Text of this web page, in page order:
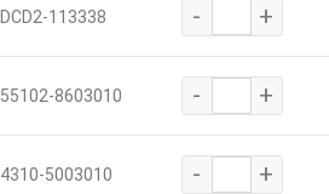
DCD2-113338 - +
55102-8603010 - +
4310-5003010 - +